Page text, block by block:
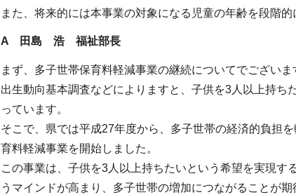
また、将来的には本事業の対象になる児童の年齢を段階
A 田島 浩 福祉部長
まず、多子世帯保育料軽減事業の継続についてでございま
出生動向基本調査などによりますと、子供を3人以上持
っています。
そこで、県では平成27年度から、多子世帯の経済的負担
育料軽減事業を開始しました。
この事業は、子供を3人以上持ちたいという希望を実現
うマインドが高まり、多子世帯の増加につながることが期